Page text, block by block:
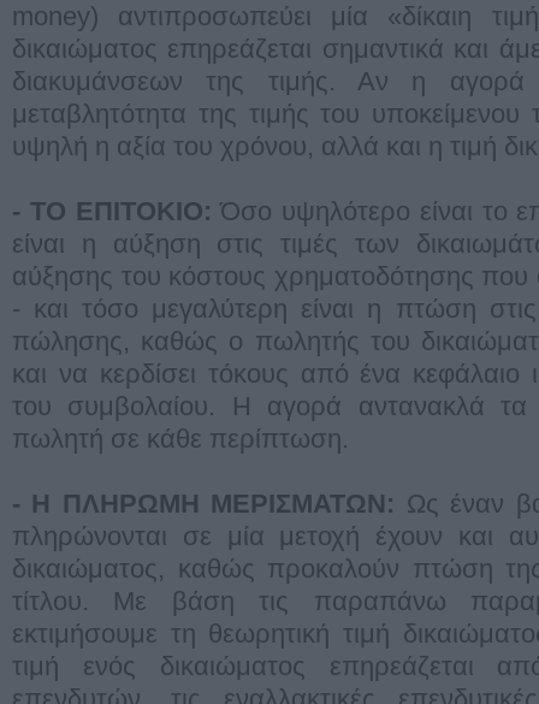
money) αντιπροσωπεύει μία «δίκαιη
δικαιώματος επηρεάζεται σημαντικά και
διακυμάνσεων της τιμής. Αν η
μεταβλητότητα της τιμής του υποκείμενου
υψηλή η αξία του χρόνου, αλλά και η τιμή
- ΤO ΕΠΙΤOΚΙO: Όσο υψηλότερο είναι το
είναι η αύξηση στις τιμές των
αύξησης του κόστους χρηματοδότησης που
- και τόσο μεγαλύτερη είναι η πτώση
πώλησης, καθώς ο πωλητής του
και να κερδίσει τόκους από ένα κεφάλαιο
του συμβολαίου. Η αγορά αντανακλά
πωλητή σε κάθε περίπτωση.
- Η ΠΛΗΡΩΜΗ ΜΕΡΙΣΜΑΤΩΝ: Ως έναν
πληρώνονται σε μία μετοχή έχουν και
δικαιώματος, καθώς προκαλούν πτώση
τίτλου. Με βάση τις παραπάνω
εκτιμήσουμε τη θεωρητική τιμή
τιμή ενός δικαιώματος επηρεάζεται